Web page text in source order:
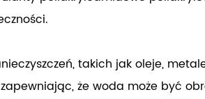
takich jak oleje,
że woda może być